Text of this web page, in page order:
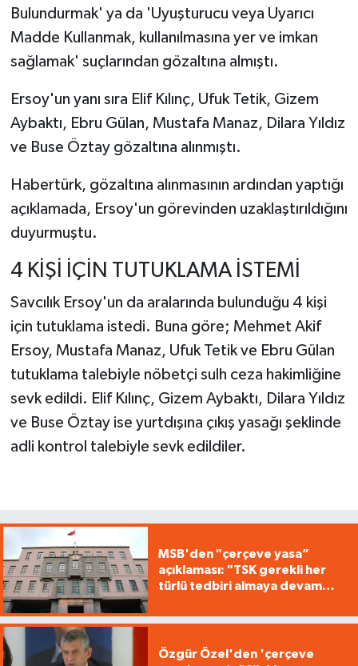
Bulundurmak' ya da 'Uyuşturucu veya Uyarıcı
Madde Kullanmak, kullanılmasına yer ve imkan
sağlamak' suçlarından gözaltına almıştı.
Ersoy'un yanı sıra Elif Kılınç, Ufuk Tetik, Gizem
Aybaktı, Ebru Gülan, Mustafa Manaz, Dilara Yıldız
ve Buse Öztay gözaltına alınmıştı.
Habertürk, gözaltına alınmasının ardından yaptığı
açıklamada, Ersoy'un görevinden uzaklaştırıldığını
duyurmuştu.
4 KİŞİ İÇİN TUTUKLAMA İSTEMİ
Savcılık Ersoy'un da aralarında bulunduğu 4 kişi
için tutuklama istedi. Buna göre; Mehmet Akif
Ersoy, Mustafa Manaz, Ufuk Tetik ve Ebru Gülan
tutuklama talebiyle nöbetçi sulh ceza hakimliğine
sevk edildi. Elif Kılınç, Gizem Aybaktı, Dilara Yıldız
ve Buse Öztay ise yurtdışına çıkış yasağı şeklinde
adli kontrol talebiyle sevk edildiler.
MSB'den "çerçeve yasa”
açıklaması: "TSK gerekli her
türlü tedbiri almaya devam
Özgür Özel'den 'çerçeve